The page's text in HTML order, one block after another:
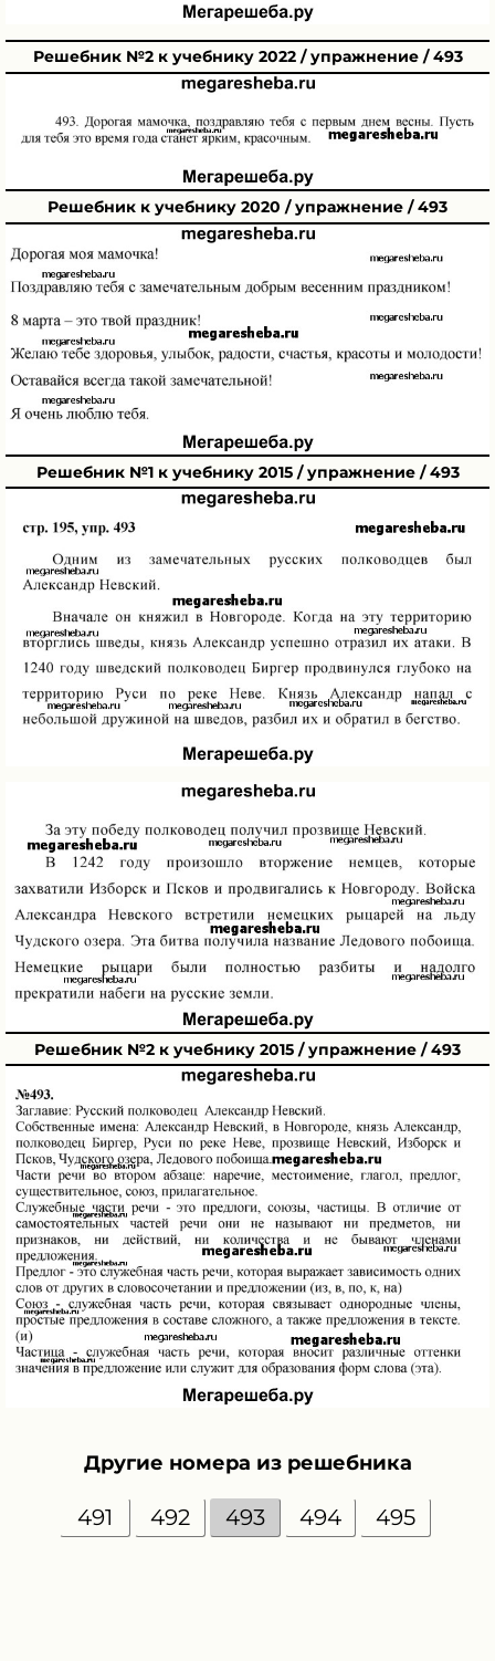
Решебник №2 к учебнику 2022 / упражнение / 493
Решебник к учебнику 2020 / упражнение / 493
Решебник №1 к учебнику 2015 / упражнение / 493
Решебник №2 к учебнику 2015 / упражнение / 493
Другие номера из решебника
491 492 493 494 495